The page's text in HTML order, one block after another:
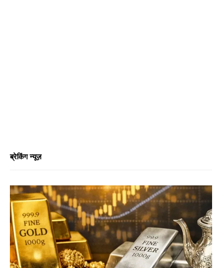
ब्रेकिंग न्यूज़